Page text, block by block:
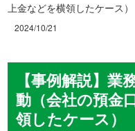
上金などを横領したケース）
2024/10/21
【事例解説】
動（会社の預金
領したケース）